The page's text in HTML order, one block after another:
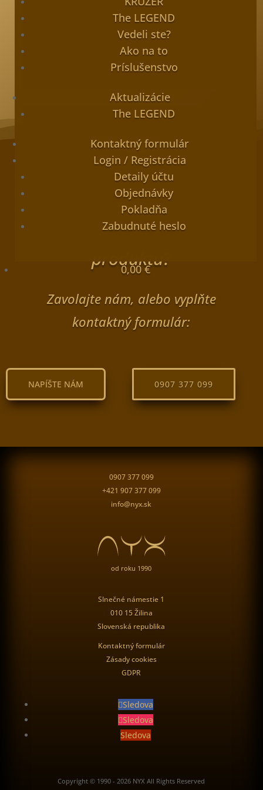
The LEGEND
Vedeli ste?
Ako na to
Príslušenstvo
Aktualizácie
The LEGEND
Kontaktný formulár
Login / Registrácia
Detaily účtu
Objednávky
Pokladňa
Zabudnuté heslo
0,00€
Máte otázku k tomuto
produktu?
Zavolajte nám, alebo vyplňte
kontaktný formulár:
NAPÍŠTE NÁM 0907 377 099
0907 377 099
+421 907 377 099
info@nyx.sk
od roku 1990
Slnečné námestie 1
010 15 Žilina
Slovenská republika
Kontaktný formulár
Zásady cookies
GDPR
Sledova
Sledova
Sledova
Copyright © 1990 - 2026 NYX All Rights Reserved